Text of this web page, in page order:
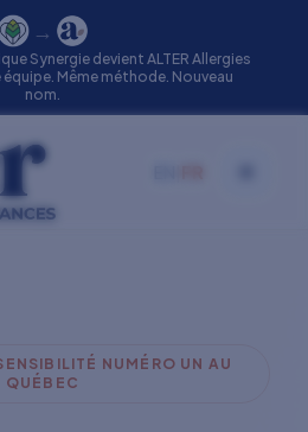
→
Synergie devient ALTER Allergies
Même méthode. Nouveau
nom.
NUMÉRO UN AU
QUÉBEC